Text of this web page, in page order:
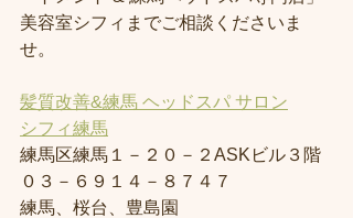
美容室シフィまでご相談くださいま
せ。
髪質改善&練馬 ヘッドスパ サロン
シフィ練馬
練馬区練馬１－２０－２ASKビル３階
０３－６９１４－８７４７
練馬、桜台、豊島園